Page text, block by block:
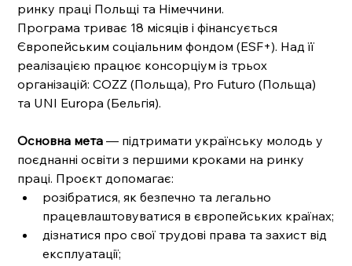
ринку праці Польщі та Німеччини.
Програма триває 18 місяців і фінансується
Європейським соціальним фондом (ESF+). Над її
реалізацією працює консорціум із трьох
організацій: COZZ (Польща), Pro Futuro (Польща)
та UNI Europa (Бельгія).
Основна мета — підтримати українську молодь у
поєднанні освіти з першими кроками на ринку
праці. Проєкт допомагає:
розібратися, як безпечно та легально
працевлаштовуватися в європейських країнах;
дізнатися про свої трудові права та захист від
експлуатації;